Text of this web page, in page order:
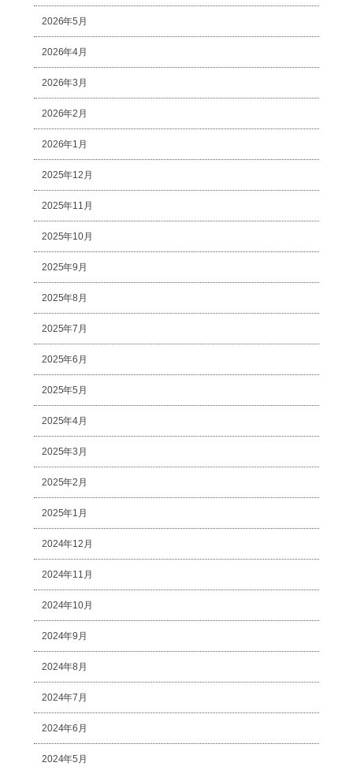
2026年5月
2026年4月
2026年3月
2026年2月
2026年1月
2025年12月
2025年11月
2025年10月
2025年9月
2025年8月
2025年7月
2025年6月
2025年5月
2025年4月
2025年3月
2025年2月
2025年1月
2024年12月
2024年11月
2024年10月
2024年9月
2024年8月
2024年7月
2024年6月
2024年5月